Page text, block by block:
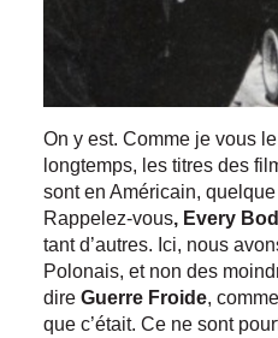
On y est. Comme je vous
longtemps, les titres des
sont en Américain,
Rappelez-vous, Every
tant d’autres. Ici, nous
Polonais, et non des
dire Guerre Froide,
que c’était. Ce ne sont